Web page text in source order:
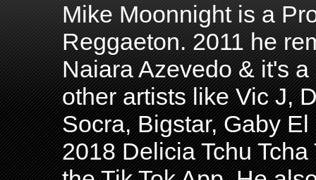
Mike Moonnight is a
Reggaeton. 2011 he
Naiara Azevedo & it's
other artists like Vic J,
Socra, Bigstar, Gaby
2018 Delicia Tchu